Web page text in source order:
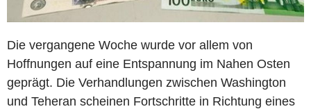
Die vergangene Woche wurde vor allem von
Hoffnungen auf eine Entspannung im Nahen Osten
geprägt. Die Verhandlungen zwischen Washington
und Teheran scheinen Fortschritte in Richtung eines